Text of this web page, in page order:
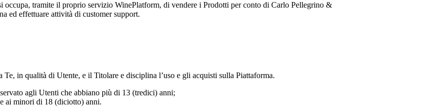
occupa, tramite il proprio servizio WinePlatform, di vendere i Prodotti per conto diCarlo Pellegrino &
ed effettuare attività di customer support.
Te, in qualità di Utente, e il Titolare e disciplina l’uso e gli acquisti sulla Piattaforma.
agli Utenti che abbiano più di 13 (tredici) anni;
ai minori di 18 (diciotto) anni.